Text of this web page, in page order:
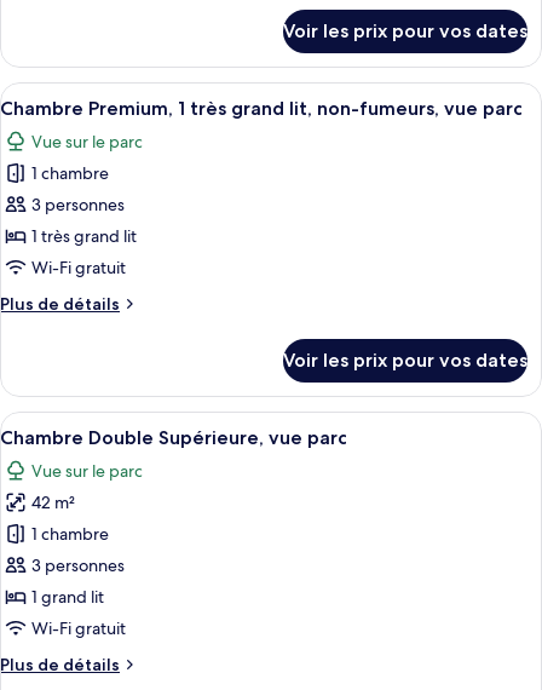
parc
le
type
de
Chambre
Deluxe,
parc
Voir les prix pour vos dates
Afficher
toutes
les
photos
pour
ce
type
chambre :
très
grand
lit,
non-
fumeurs,
vue
parc
Une chambre d’hôtel spacieuse,
7
Chambre Premium, 1 très grand lit, non-fumeurs, vue parc
Vue sur le parc
1 chambre
3 personnes
1 très grand lit
Wi-Fi gratuit
Plus de détails
Plus
le
type
de
Chambre
Premium,
très
grand
lit,
non-
fumeurs,
parc
Voir les prix pour vos dates
Afficher
toutes
les
photos
pour
ce
type
de
chambre :
Chambre
Une chambre d’hôtel moderne
5
Chambre Double Supérieure, vue parc
Vue sur le parc
42 m²
1 chambre
3 personnes
1 grand lit
Wi-Fi gratuit
Plus de détails
Plus